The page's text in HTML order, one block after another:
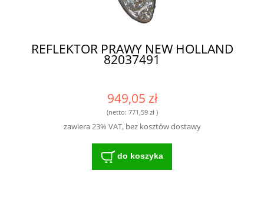
REFLEKTOR PRAWY NEW HOLLAND
82037491
949,05 zł
(netto: 771,59 zł)
zawiera 23% VAT, bez kosztów dostawy
do koszyka